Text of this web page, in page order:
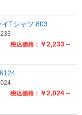
税込価格： ￥2,233～
Tシャツ 803
税込価格： ￥2,024～